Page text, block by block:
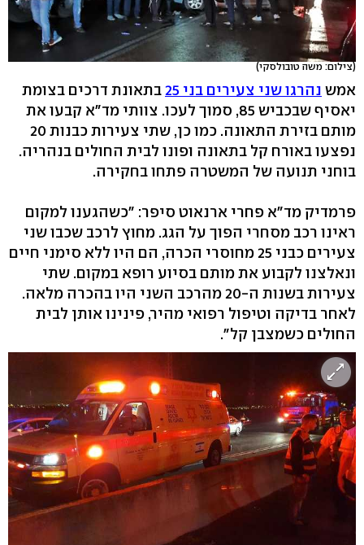
(צילום: משה טובולסקי)
אמש נהרגו שני צעירים בני 25
בתאונת דרכים בצומת
יאסיף שבכביש 85, סמוך לעכו. צוותי מד"א קבעו את
מותם בזירת התאונה. כמו כן, שתי צעירות כבנות 20
נפצעו באורח קל בתאונה ופונו לבית החולים בנהריה.
בוחני תנועה של המשטרה פתחו בחקירה.
פרמדיק מד"א פחרי ארנאוט סיפר: "כשהגענו למקום
ראינו רכב מסחרי הפוך על הגג. מחוץ לרכב שכבו שני
צעירים כבני 25 מחוסרי הכרה, הם היו ללא סימני חיים
ונאלצנו לקבוע את מותם בסיוע רופא במקום. שתי
צעירות בשנות ה-20 מהרכב השני היו בהכרה מלאה.
לאחר בדיקה וטיפול רפואי מהיר, פינינו אותן לבית
החולים כשמצבן קל".